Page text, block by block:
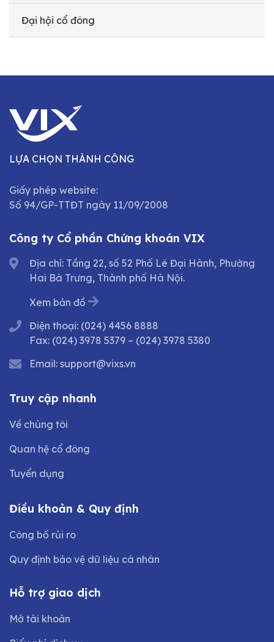
Đại hội cổ đông
LỰA CHỌN THÀNH CÔNG
Giấy phép website:
Số 94/GP-TTĐT ngày 11/09/2008
Công ty Cổ phần Chứng khoán VIX
Địa chỉ: Tầng 22, số 52 Phố Lê Đại Hành, Phường
Hai Bà Trưng, Thành phố Hà Nội.
Xem bản đồ
Điện thoại: (024) 4456 8888
Fax: (024) 3978 5379 – (024) 3978 5380
Email: support@vixs.vn
Truy cập nhanh
Về chúng tôi
Quan hệ cổ đông
Tuyển dụng
Điều khoản & Quy định
Công bố rủi ro
Quy định bảo vệ dữ liệu cá nhân
Hỗ trợ giao dịch
Mở tài khoản